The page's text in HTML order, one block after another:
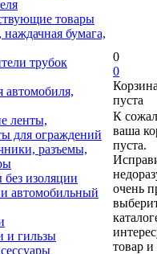
товары
бумага,
трубок
автомобиля,
ленты,
для ограждений
разъемы,
изоляции
автомобильный
и гильзы
0
0
пуста
К
ваша
пуста.
очень
товар и